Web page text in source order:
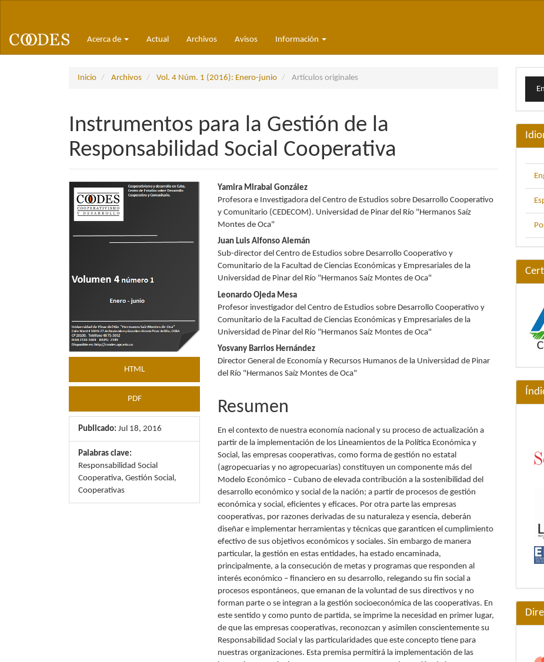
principal
Barra
Acerca de Actual Archivos Avisos Información
Inicio Archivos Vol. 4 Núm. 1 (2016): Enero-junio Artículos originales
Instrumentos para la Gestión de la
Responsabilidad Social Cooperativa
Barra
lateral
del
HTML
PDF
Publicado: Jul 18, 2016
Palabras clave:
Responsabilidad Social
Cooperativa, Gestión Social,
Cooperativas
Contenido
principal
del
artículo
Yamira Mirabal González
Profesora e Investigadora del Centro de Estudios sobre Desarrollo Cooperativo
y Comunitario (CEDECOM). Universidad de Pinar del Río "Hermanos Saíz
Montes de Oca"
Juan Luis Alfonso Alemán
Sub-director del Centro de Estudios sobre Desarrollo Cooperativo y
Comunitario de la Facultad de Ciencias Económicas y Empresariales de la
Universidad de Pinar del Río "Hermanos Saíz Montes de Oca"
Leonardo Ojeda Mesa
Profesor investigador del Centro de Estudios sobre Desarrollo Cooperativo y
Comunitario de la Facultad de Ciencias Económicas y Empresariales de la
Universidad de Pinar del Río "Hermanos Saíz Montes de Oca"
Yosvany Barrios Hernández
Director General de Economía y Recursos Humanos de la Universidad de Pinar
del Río "Hermanos Saíz Montes de Oca"
Resumen
En el contexto de nuestra economía nacional y su proceso de actualización a
partir de la implementación de los Lineamientos de la Política Económica y
Social, las empresas cooperativas, como forma de gestión no estatal
(agropecuarias y no agropecuarias) constituyen un componente más del
Modelo Económico – Cubano de elevada contribución a la sostenibilidad del
desarrollo económico y social de la nación; a partir de procesos de gestión
económica y social, eficientes y eficaces. Por otra parte las empresas
cooperativas, por razones derivadas de su naturaleza y esencia, deberán
diseñar e implementar herramientas y técnicas que garanticen el cumplimiento
efectivo de sus objetivos económicos y sociales. Sin embargo de manera
particular, la gestión en estas entidades, ha estado encaminada,
principalmente, a la consecución de metas y programas que responden al
interés económico – financiero en su desarrollo, relegando su fin social a
procesos espontáneos, que emanan de la voluntad de sus directivos y no
forman parte o se integran a la gestión socioeconómica de las cooperativas. En
este sentido y como punto de partida, se imprime la necesidad en primer lugar,
de que las empresas cooperativas, reconozcan y asimilen conscientemente su
Responsabilidad Social y las particularidades que este concepto tiene para
nuestras organizaciones. Esta premisa permitirá la implementación de las
un